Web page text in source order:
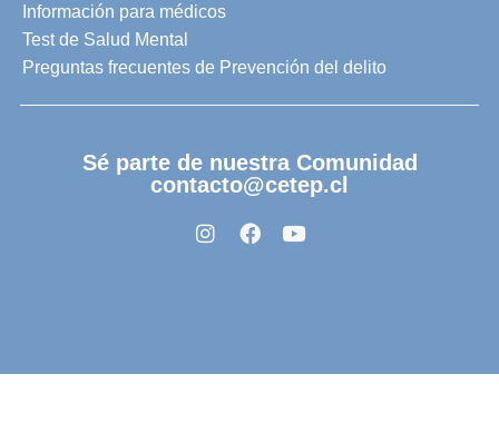
Información para médicos
Test de Salud Mental
Preguntas frecuentes de Prevención del delito
Sé parte de nuestra Comunidad
contacto@cetep.cl